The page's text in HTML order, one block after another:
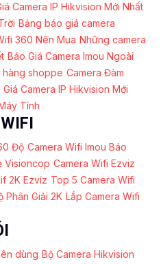
Camera IP Hikvision Mới Nhất
Bảng báo giá camera
360 Nên Mua Những camera
Báo Giá Camera Imou Ngoài
hàng shoppe Camera Đàm
Giá Camera IP Hikvision Mới
Tính
Độ Camera Wifi Imou Báo
Visioncop Camera Wifi Ezviz
2K Ezviz Top 5 Camera Wifi
Phân Giải 2K Lắp Camera Wifi
dùng Bộ Camera Hikvision